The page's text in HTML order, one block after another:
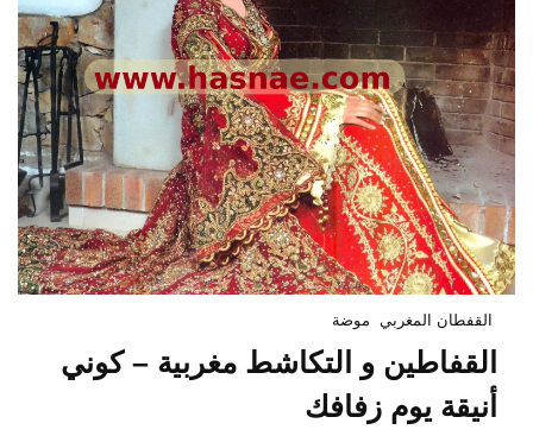
القفطان المغربي موضة
القفاطين و التكاشط مغربية – كوني
أنيقة يوم زفافك